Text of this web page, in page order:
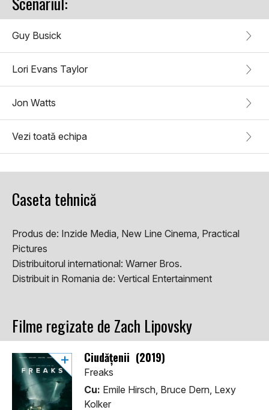
Guy Busick
Lori Evans Taylor
Jon Watts
Vezi toată echipa
Caseta tehnică
Produs de: Inzide Media, New Line Cinema, Practical
Pictures
Distribuitorul international: Warner Bros.
Distribuit in Romania de: Vertical Entertainment
Filme regizate de Zach Lipovsky
Ciudăţenii (2019)
Freaks
Cu: Emile Hirsch, Bruce Dern, Lexy
Kolker